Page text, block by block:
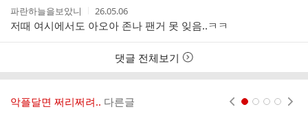
작
성
자
파란하늘을보았니
작
성
시
간
26.05.06
저때 여시에서도 아오아 존나 팬거 못 잊음..ㅋㅋ
댓글 전체보기
악플달면 쩌리쩌려.. 다른글